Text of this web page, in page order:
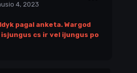
4, 2023
pagal anketa. Wargod
cs ir vel ijungus po